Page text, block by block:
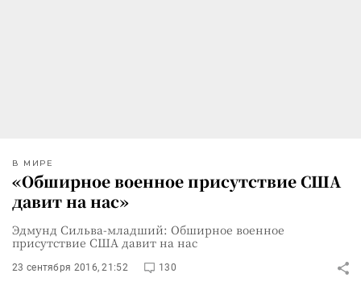
В МИРЕ
«Обширное военное присутствие США
давит на нас»
Эдмунд Сильва-младший: Обширное военное
присутствие США давит на нас
23 сентября 2016, 21:52 130